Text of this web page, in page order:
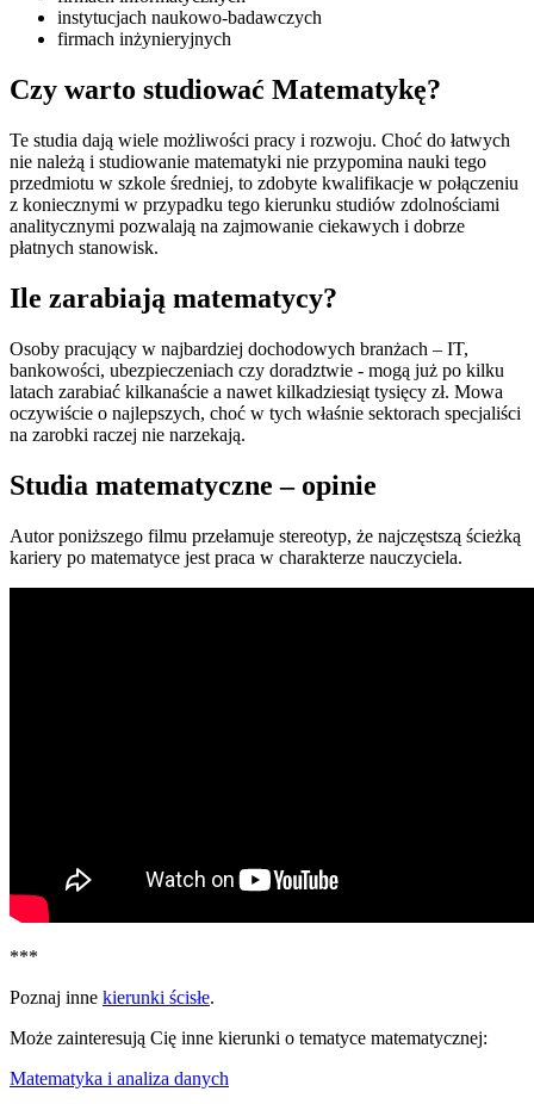
instytucjach naukowo-badawczych
firmach inżynieryjnych
Czy warto studiować Matematykę?
Te studia dają wiele możliwości pracy i rozwoju. Choć do łatwych
nie należą i studiowanie matematyki nie przypomina nauki tego
przedmiotu w szkole średniej, to zdobyte kwalifikacje w połączeniu
z koniecznymi w przypadku tego kierunku studiów zdolnościami
analitycznymi pozwalają na zajmowanie ciekawych i dobrze
płatnych stanowisk.
Ile zarabiają matematycy?
Osoby pracujący w najbardziej dochodowych branżach – IT,
bankowości, ubezpieczeniach czy doradztwie - mogą już po kilku
latach zarabiać kilkanaście a nawet kilkadziesiąt tysięcy zł. Mowa
oczywiście o najlepszych, choć w tych właśnie sektorach specjaliści
na zarobki raczej nie narzekają.
Studia matematyczne – opinie
Autor poniższego filmu przełamuje stereotyp, że najczęstszą ścieżką
kariery po matematyce jest praca w charakterze nauczyciela.
***
Poznaj inne kierunki ścisłe.
Może zainteresują Cię inne kierunki o tematyce matematycznej:
Matematyka i analiza danych